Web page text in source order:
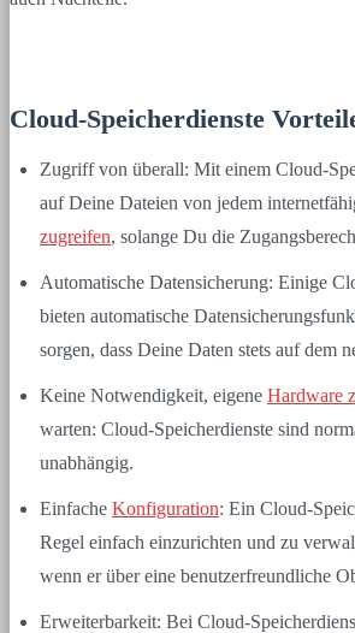
Cloud-Speicherdienste
Zugriff von überall: Mit einem Cloud-
auf Deine Dateien von jedem
zugreifen, solange Du die
Automatische Datensicherung: Einige
bieten automatische
sorgen, dass Deine Daten stets auf dem
Keine Notwendigkeit, eigene Hardware
warten: Cloud-Speicherdienste sind
unabhängig.
Einfache Konfiguration: Ein Cloud-
Regel einfach einzurichten und zu
wenn er über eine benutzerfreundliche
Erweiterbarkeit: Bei Cloud-